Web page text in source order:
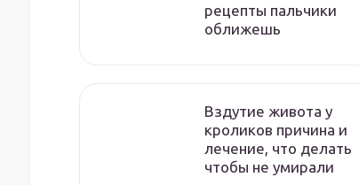
рецепты пальчики
оближешь
Вздутие живота у
кроликов причина и
лечение, что делать
чтобы не умирали